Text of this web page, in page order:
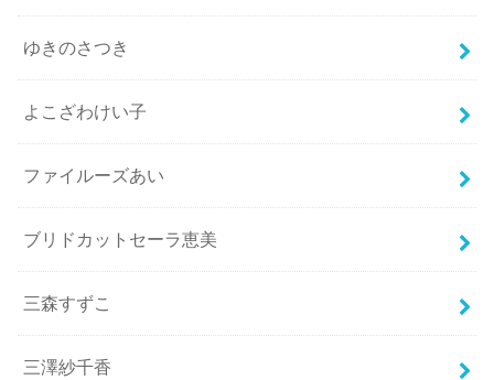
ゆきのさつき
よこざわけい子
ファイルーズあい
ブリドカットセーラ恵美
三森すずこ
三澤紗千香